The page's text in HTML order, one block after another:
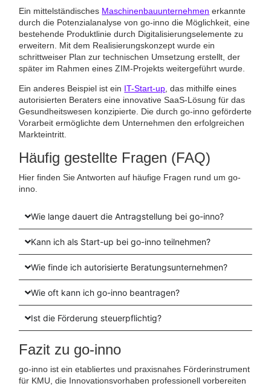
Ein mittelständisches Maschinenbauunternehmen erkannte
durch die Potenzialanalyse von go-inno die Möglichkeit, eine
bestehende Produktlinie durch Digitalisierungselemente zu
erweitern. Mit dem Realisierungskonzept wurde ein
schrittweiser Plan zur technischen Umsetzung erstellt, der
später im Rahmen eines ZIM-Projekts weitergeführt wurde.
Ein anderes Beispiel ist ein IT-Start-up , das mithilfe eines
autorisierten Beraters eine innovative SaaS-Lösung für das
Gesundheitswesen konzipierte. Die durch go-inno geförderte
Vorarbeit ermöglichte dem Unternehmen den erfolgreichen
Markteintritt.
Häufig gestellte Fragen (FAQ)
Hier finden Sie Antworten auf häufige Fragen rund um go-
inno.
Wie lange dauert die Antragstellung bei go-inno?
Kann ich als Start-up bei go-inno teilnehmen?
Wie finde ich autorisierte Beratungsunternehmen?
Wie oft kann ich go-inno beantragen?
Ist die Förderung steuerpflichtig?
Fazit zu go-inno
go-inno ist ein etabliertes und praxisnahes Förderinstrument
für KMU, die Innovationsvorhaben professionell vorbereiten